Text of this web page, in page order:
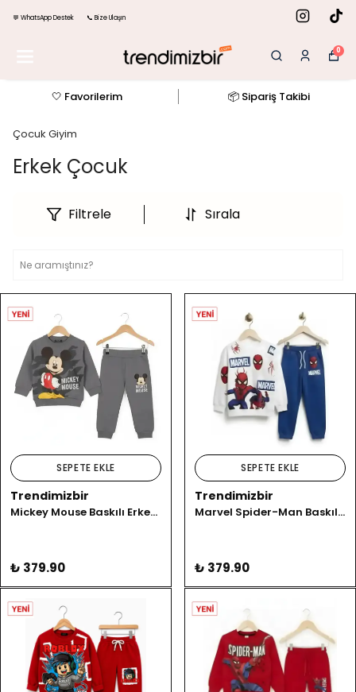
💬 WhatsApp Destek 📞 Bize Ulaşın
0
🤍 Favorilerim 📦 Sipariş Takibi
Çocuk Giyim
Erkek Çocuk
Filtrele Sırala
SEPETE EKLE
Trendimizbir
Mickey Mouse Baskılı Erkek Çocuk Eşofman Takımı
₺ 379.90
SEPETE EKLE
Trendimizbir
Marvel Spider-Man Baskılı Erkek Çocuk Eşofman Takımı
₺ 379.90